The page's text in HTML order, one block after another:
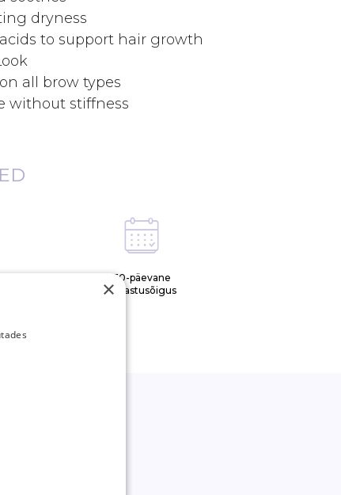
dryness
to support hair growth
all brow types
without stiffness
30-päevane
tagastusõigus
×